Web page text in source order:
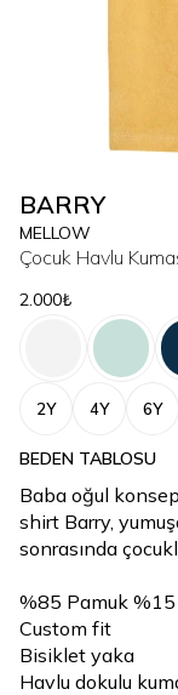
BARRY
MELLOW
Çocuk Havlu
2.000₺
2Y 4Y 6Y
BEDEN TABLOSU
Baba oğul
shirt Barry,
sonrasında
%85 Pamuk
Custom fit
Bisiklet yaka
Havlu dokulu